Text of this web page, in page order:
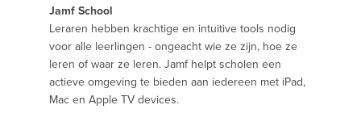
Jamf School
Leraren hebben krachtige en intuitive tools nodig
voor alle leerlingen - ongeacht wie ze zijn, hoe ze
leren of waar ze leren. Jamf helpt scholen een
actieve omgeving te bieden aan iedereen met iPad,
Mac en Apple TV devices.